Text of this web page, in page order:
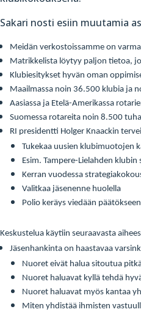
Sakari nosti esiin muutamia
Meidän verkostoissamme on
Matrikkelista löytyy paljon tietoa,
Klubiesitykset hyvän oman
Maailmassa noin 36.500 klubia ja
Aasiassa ja Etelä-Amerikassa
Suomessa rotareita noin 8.500
RI presidentti Holger Knaackin
Tukekaa uusien klubimuotojen
Esim. Tampere-Lielahden
Kerran vuodessa
Valitkaa jäsenenne huolella
Polio keräys viedään
Keskustelua käytiin seuraavasta
Jäsenhankinta on haastavaa
Nuoret eivät halua sitoutua
Nuoret haluavat kyllä tehdä
Nuoret haluavat myös kantaa
Miten yhdistää ihmisten